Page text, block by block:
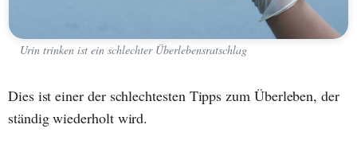
Urin trinken ist ein schlechter Überlebensratschlag
Dies ist einer der schlechtesten Tipps zum Überleben, der
ständig wiederholt wird.